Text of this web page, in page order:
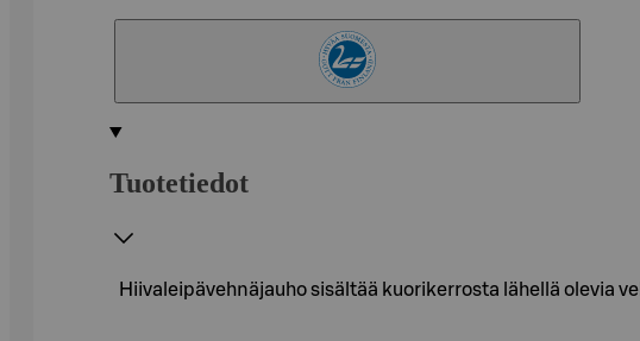
Tuotetiedot
Hiivaleipävehnäjauho sisältää kuorikerrosta lähellä olevia